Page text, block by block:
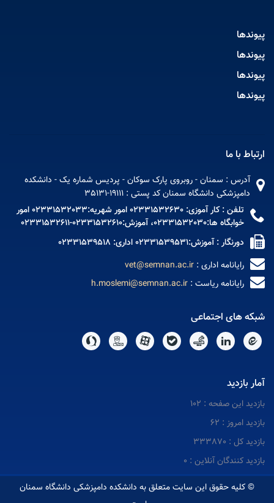
پیوندها
پیوندها
پیوندها
پیوندها
ارتباط با ما
آدرس : سمنان - روبروی پارک سوکان - پردیس شماره یک - دانشکده
دامپزشکی دانشگاه سمنان کد پستی : 19111-35131
تلفن : کار آموزی: 02331532630 امور شهریه:02331532033 امور
خوابگاه ها:02331532030، آموزش:02331532610-02331532611
دورنگار : آموزش:02331539531 اداری: 02331539518
رایانامه اداری : vet@semnan.ac.ir
رایانامه ریاست : h.moslemi@semnan.ac.ir
شبکه های اجتماعی
آمار بازدید
بازدید این صفحه : 102
بازدید امروز : 62
بازدید کل : 333870
بازدید کنندگان آنلاین : 0
© کلیه حقوق این سایت متعلق به دانشکده دامپزشکی دانشگاه سمنان